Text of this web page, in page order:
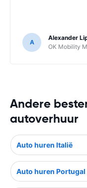
A
Alexander
OK Mobility
Andere
autoverhuur
Auto huren Italië
Auto huren Portugal